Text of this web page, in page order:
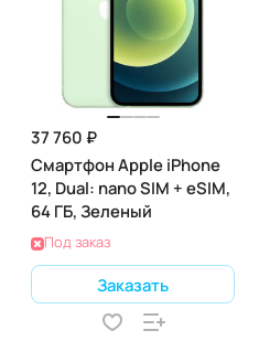
37 760 ₽
Смартфон Apple iPhone
12, Dual: nano SIM + eSIM,
64 ГБ, Зеленый
Под заказ
Заказать